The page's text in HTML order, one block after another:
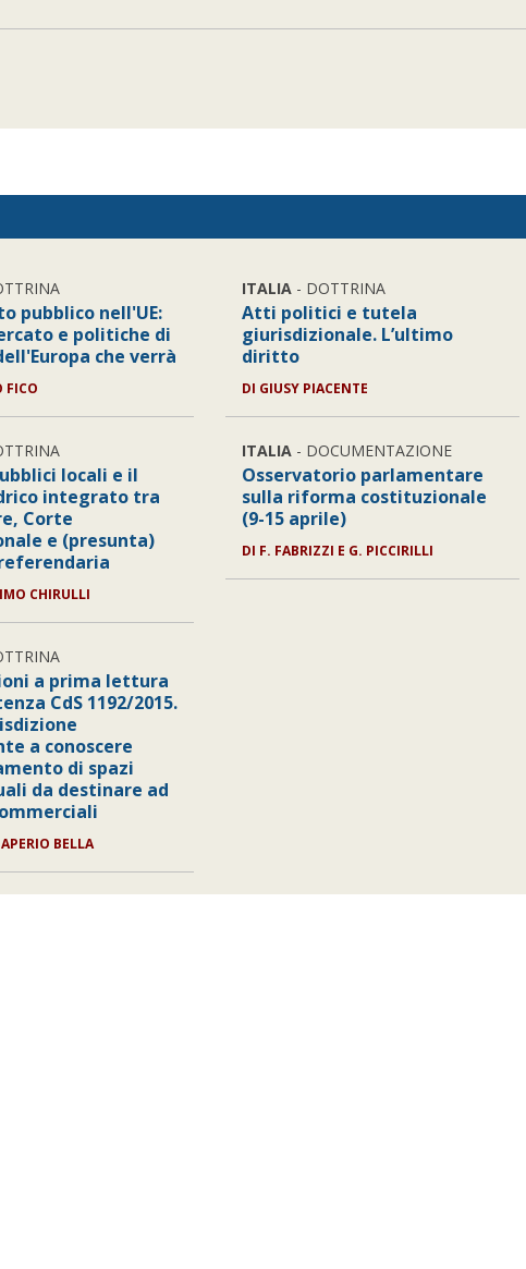
pubblico nell'UE:
e politiche di
che verrà
FICO
locali e il
integrato tra
Corte
e (presunta)
CHIRULLI
a prima lettura
CdS 1192/2015.
a conoscere
di spazi
da destinare ad
BELLA
ITALIA- DOTTRINA
Atti politici e tutela
giurisdizionale. L’ultimo
diritto
DI GIUSY PIACENTE
ITALIA- DOCUMENTAZIONE
Osservatorio parlamentare
sulla riforma costituzionale
(9-15 aprile)
DI F. FABRIZZI E G. PICCIRILLI